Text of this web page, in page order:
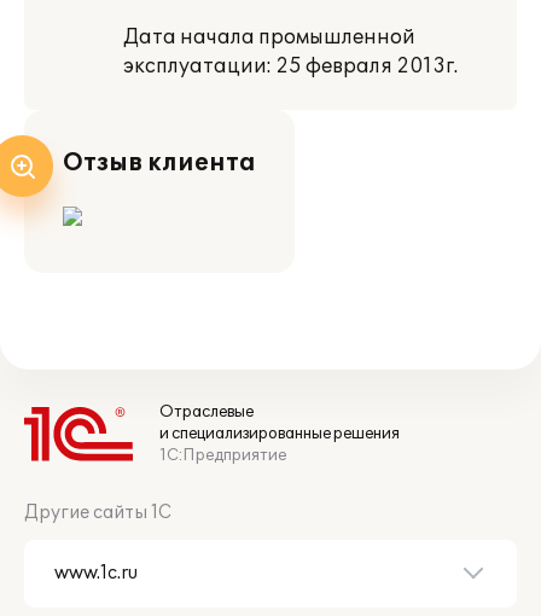
Дата начала промышленной
эксплуатации: 25 февраля 2013г.
Отзыв клиента
Отраслевые
и специализированные решения
1С:Предприятие
Другие сайты 1С